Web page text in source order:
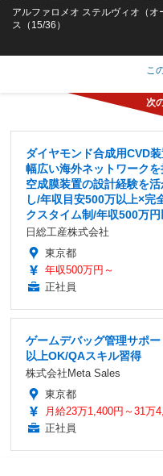
アルファロメオ ステルヴィオ（
ス（15/36）
こ
ダイヤモンド合成用CVD
幅広い海外ネットワーク
空成膜装置の設計経験を
し/年収目安500万以上×完
クスタイム制/年収500万円
日総工産株式会社
東京都
年収500万円～
正社員
ゲームデバッグ管理サポ
以上OK/QAスキル習得
株式会社Meta Sales
東京都
月給23万1,400円～31万
正社員